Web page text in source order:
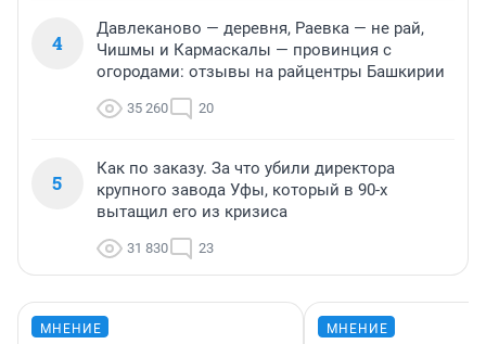
4
Давлеканово — деревня, Раевка — не рай,
Чишмы и Кармаскалы — провинция с
огородами: отзывы на райцентры Башкирии
35 260 20
5
Как по заказу. За что убили директора
крупного завода Уфы, который в 90-х
вытащил его из кризиса
31 830 23
МНЕНИЕ МНЕНИЕ